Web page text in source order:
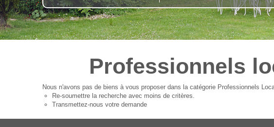
Professionnels
Nous n'avons pas de biens à vous proposer dans la catégorie Professionnels
Re-soumettre la recherche avec moins de critères.
Transmettez-nous votre demande